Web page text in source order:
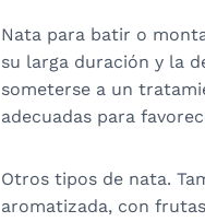
Nata para batir o
su larga duración y la
someterse a un
adecuadas para
Otros tipos de nata.
aromatizada, con